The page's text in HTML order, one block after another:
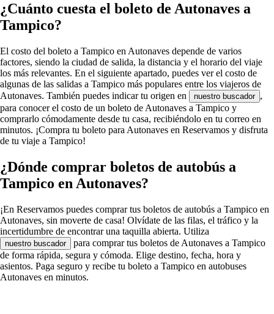
¿Cuánto cuesta el boleto de Autonaves a
Tampico?
El costo del boleto a Tampico en Autonaves depende de varios
factores, siendo la ciudad de salida, la distancia y el horario del viaje
los más relevantes. En el siguiente apartado, puedes ver el costo de
algunas de las salidas a Tampico más populares entre los viajeros de
Autonaves. También puedes indicar tu origen en
nuestro buscador ,
para conocer el costo de un boleto de Autonaves a Tampico y
comprarlo cómodamente desde tu casa, recibiéndolo en tu correo en
minutos. ¡Compra tu boleto para Autonaves en Reservamos y disfruta
de tu viaje a Tampico!
¿Dónde comprar boletos de autobús a
Tampico en Autonaves?
¡En Reservamos puedes comprar tus boletos de autobús a Tampico en
Autonaves, sin moverte de casa! Olvídate de las filas, el tráfico y la
incertidumbre de encontrar una taquilla abierta. Utiliza
nuestro buscador
para comprar tus boletos de Autonaves a Tampico
de forma rápida, segura y cómoda. Elige destino, fecha, hora y
asientos. Paga seguro y recibe tu boleto a Tampico en autobuses
Autonaves en minutos.